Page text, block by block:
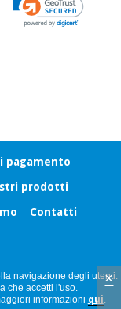
pagamento
prodotti
Contatti
navigazione degli utenti.
che accetti l'uso.
informazioni qui.
×